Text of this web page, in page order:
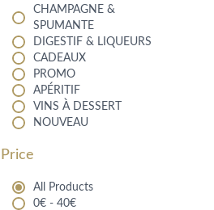
CHAMPAGNE &
SPUMANTE
DIGESTIF & LIQUEURS
CADEAUX
PROMO
APÉRITIF
VINS À DESSERT
NOUVEAU
Price
All Products
0€ - 40€